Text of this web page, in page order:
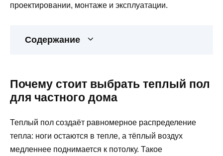
проектировании, монтаже и эксплуатации.
Содержание
Почему стоит выбрать теплый пол
для частного дома
Теплый пол создаёт равномерное распределение
тепла: ноги остаются в тепле, а тёплый воздух
медленнее поднимается к потолку. Такое